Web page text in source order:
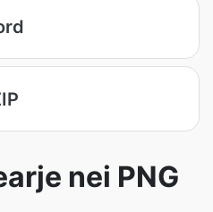
nei PNG